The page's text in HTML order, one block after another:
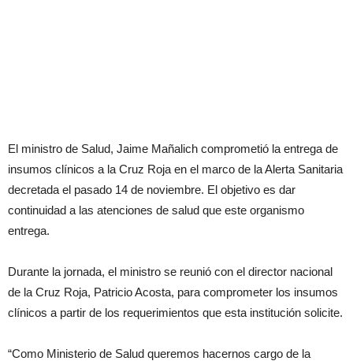
El ministro de Salud, Jaime Mañalich comprometió la entrega de
insumos clínicos a la Cruz Roja en el marco de la Alerta Sanitaria
decretada el pasado 14 de noviembre. El objetivo es dar
continuidad a las atenciones de salud que este organismo
entrega.
Durante la jornada, el ministro se reunió con el director nacional
de la Cruz Roja, Patricio Acosta, para comprometer los insumos
clínicos a partir de los requerimientos que esta institución solicite.
“Como Ministerio de Salud queremos hacernos cargo de la